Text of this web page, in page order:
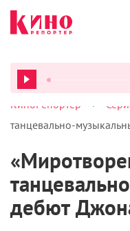
ВСЕ ПОДКАСТЫ
КиноРепортер >
танцевально-
дебют